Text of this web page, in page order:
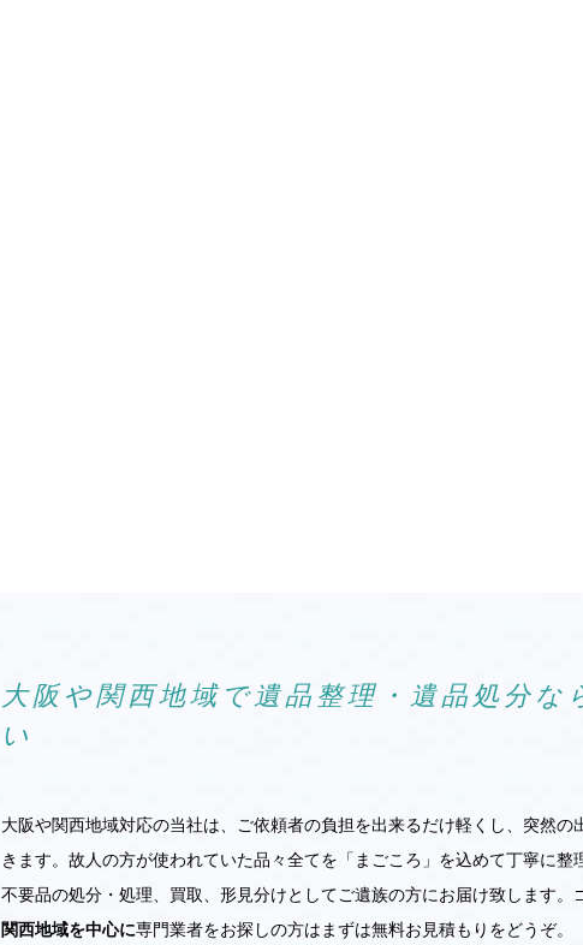
大阪や関西地域で遺品整理・遺品処分な
い
大阪や関西地域対応の当社は、ご依頼者の負担を出来るだけ軽くし、突然
きます。故人の方が使われていた品々全てを「まごころ」を込めて丁寧に整
不要品の処分・処理、買取、形見分けとしてご遺族の方にお届け致します
関西地域を中心に専門業者をお探しの方はまずは無料お見積もりをどうぞ。